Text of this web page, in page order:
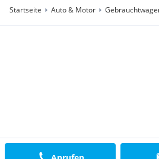
Startseite
Auto & Motor